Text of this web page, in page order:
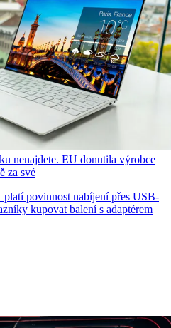
nenajdete. EU donutila výrobce
za své
povinnost nabíjení přes USB-
kupovat balení s adaptérem